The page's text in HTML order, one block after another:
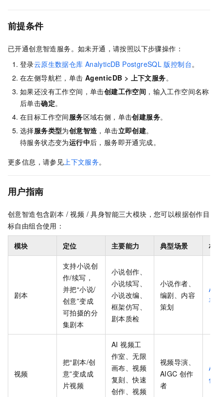
前提条件
已开通创意智造服务。如未开通，请按照以下步骤操作：
登录云原生数据仓库 AnalyticDB PostgreSQL 版控制台。
在左侧导航栏，单击 AgenticDB > 上下文服务。
如果还没有工作空间，单击创建工作空间 ，输入工作空间名称
后单击确定。
在目标工作空间服务区域右侧，单击创建服务。
选择服务类型为创意智造 ，单击立即创建。
待服务状态变为运行中后，服务即开通完成。
更多信息，请参见上下文服务。
用户指南
创意智造包含剧本 / 视频 / 具身智能三大模块，您可以根据创作目
标自由组合使用：
模块 定位 主要能力 典型场景 相
剧本
支持小说创
作/续写，
并把“小说/
创意”变成
可拍摄的分
集剧本
小说创作、
小说续写、
小说改编、
框架仿写、
剧本质检
小说作者、
编剧、内容
策划
AI
手
视频
把“剧本/创
意”变成成
片视频
AI 视频工
作室、无限
画布、视频
复刻、快速
创作、视频
视频导演、
AIGC 创作
者
AI
作